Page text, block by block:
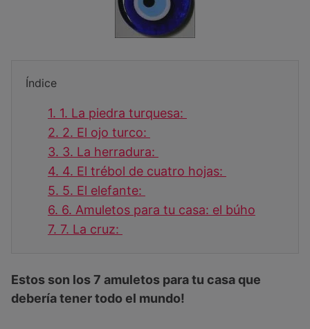
Índice
1. 1. La piedra turquesa:
2. 2. El ojo turco:
3. 3. La herradura:
4. 4. El trébol de cuatro hojas:
5. 5. El elefante:
6. 6. Amuletos para tu casa: el búho
7. 7. La cruz:
Estos son los 7 amuletos para tu casa que
debería tener todo el mundo!